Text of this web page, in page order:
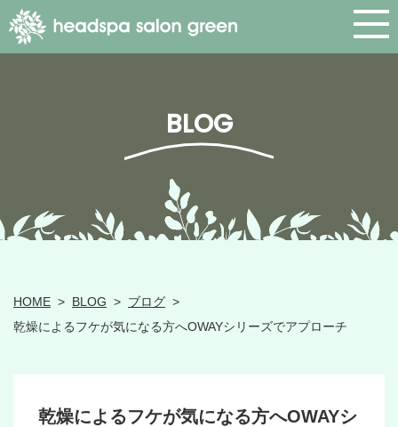
BLOG
HOME > BLOG > ブログ >
乾燥によるフケが気になる方へOWAYシリーズでアプローチ
乾燥によるフケが気になる方へOWAYシ